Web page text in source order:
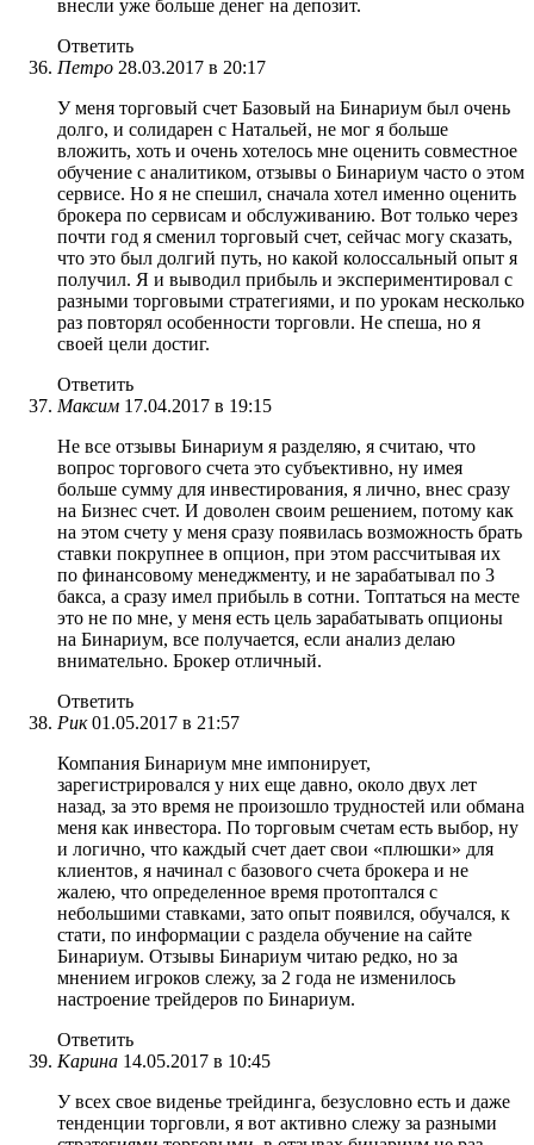
внесли уже больше денег на депозит.
Ответить
Петро 28.03.2017 в 20:17
У меня торговый счет Базовый на Бинариум был очень
долго, и солидарен с Натальей, не мог я больше
вложить, хоть и очень хотелось мне оценить совместное
обучение с аналитиком, отзывы о Бинариум часто о этом
сервисе. Но я не спешил, сначала хотел именно оценить
брокера по сервисам и обслуживанию. Вот только через
почти год я сменил торговый счет, сейчас могу сказать,
что это был долгий путь, но какой колоссальный опыт я
получил. Я и выводил прибыль и экспериментировал с
разными торговыми стратегиями, и по урокам несколько
раз повторял особенности торговли. Не спеша, но я
своей цели достиг.
Ответить
Максим 17.04.2017 в 19:15
Не все отзывы Бинариум я разделяю, я считаю, что
вопрос торгового счета это субъективно, ну имея
больше сумму для инвестирования, я лично, внес сразу
на Бизнес счет. И доволен своим решением, потому как
на этом счету у меня сразу появилась возможность брать
ставки покрупнее в опцион, при этом рассчитывая их
по финансовому менеджменту, и не зарабатывал по 3
бакса, а сразу имел прибыль в сотни. Топтаться на месте
это не по мне, у меня есть цель зарабатывать опционы
на Бинариум, все получается, если анализ делаю
внимательно. Брокер отличный.
Ответить
Рик 01.05.2017 в 21:57
Компания Бинариум мне импонирует,
зарегистрировался у них еще давно, около двух лет
назад, за это время не произошло трудностей или обмана
меня как инвестора. По торговым счетам есть выбор, ну
и логично, что каждый счет дает свои «плюшки» для
клиентов, я начинал с базового счета брокера и не
жалею, что определенное время протоптался с
небольшими ставками, зато опыт появился, обучался, к
стати, по информации с раздела обучение на сайте
Бинариум. Отзывы Бинариум читаю редко, но за
мнением игроков слежу, за 2 года не изменилось
настроение трейдеров по Бинариум.
Ответить
Карина 14.05.2017 в 10:45
У всех свое виденье трейдинга, безусловно есть и даже
тенденции торговли, я вот активно слежу за разными